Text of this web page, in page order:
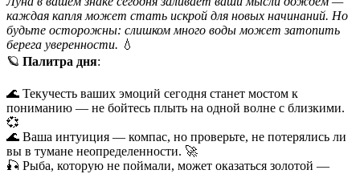
каждая капля может стать искрой для новых начинаний. Но
будьте осторожны: слишком много воды может затопить
берега уверенности. 💧
🪐 Палитра дня:
🌊 Текучесть ваших эмоций сегодня станет мостом к
пониманию — не бойтесь плыть на одной волне с близкими.
💞
🌊 Ваша интуиция — компас, но проверьте, не потерялись ли
вы в тумане неопределенности. 🚀
🎣 Рыба, которую не поймали, может оказаться золотой —